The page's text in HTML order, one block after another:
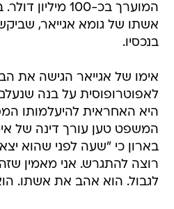
המוערך בכ-100
אשתו של גומא אגייאר,
בנכסיו.
אימו של אגייאר הגישה את
לאפוטרופוסית על בנה
היא האחראית להיעלמותו
המשפט טען עורך דינה של
בארון כי "שעה לפני שהוא
רוצה להתגרש. אני מאמין
לגבול. הוא אהב את אשתו.